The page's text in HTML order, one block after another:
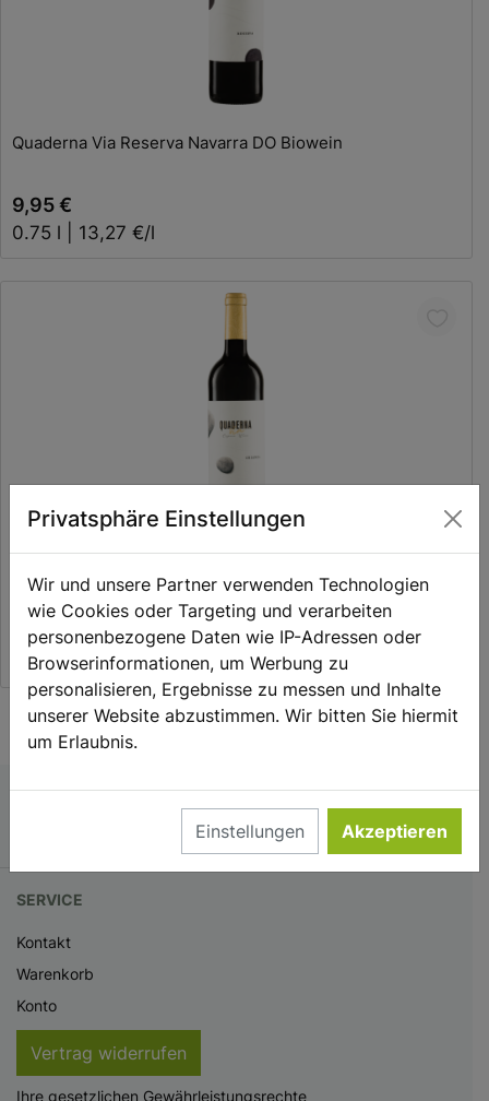
Privatsphäre Einstellungen
Wir und unsere Partner verwenden Technologien
wie Cookies oder Targeting und verarbeiten
personenbezogene Daten wie IP-Adressen oder
Browserinformationen, um Werbung zu
personalisieren, Ergebnisse zu messen und Inhalte
unserer Website abzustimmen. Wir bitten Sie hiermit
um Erlaubnis.
Einstellungen Akzeptieren
Quaderna Via Reserva Navarra DO Biowein
9,95 €
0.75 l | 13,27 €/l
In den Warenkorb
11,50 €
0.75 l | 15,33 €/l
SERVICE
Kontakt
Warenkorb
Konto
Vertrag widerrufen
Ihre gesetzlichen Gewährleistungsrechte